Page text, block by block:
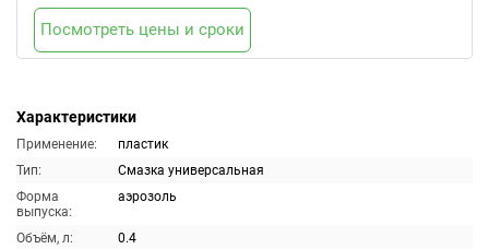
Характеристики
Применение:
пластик
Тип:
Смазка универсальная
Форма
выпуска:
аэрозоль
Объём, л:
0.4
Посмотреть цены и сроки